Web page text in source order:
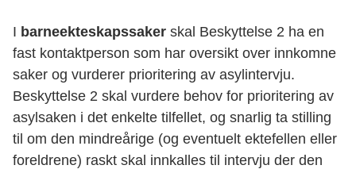
I barneekteskapssaker skal Beskyttelse 2 ha en
fast kontaktperson som har oversikt over innkomne
saker og vurderer prioritering av asylintervju.
Beskyttelse 2 skal vurdere behov for prioritering av
asylsaken i det enkelte tilfellet, og snarlig ta stilling
til om den mindreårige (og eventuelt ektefellen eller
foreldrene) raskt skal innkalles til intervju der den